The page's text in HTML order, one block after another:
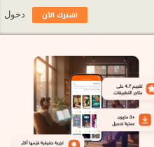
اشترك الآن دخول